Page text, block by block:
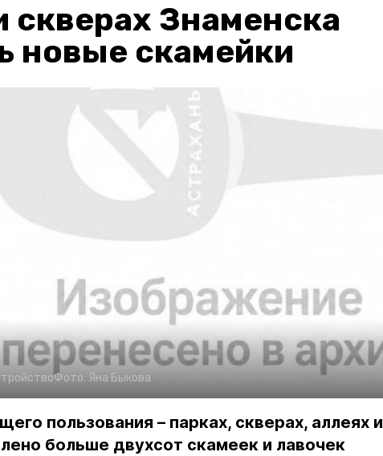
скверах Знаменска
новые скамейки
Фото: Яна Быкова
пользования – парках, скверах, аллеях и
больше двухсот скамеек и лавочек